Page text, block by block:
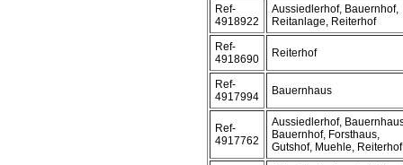
Ref-
4918922
Aussiedlerhof, Bauernhof,
Reitanlage, Reiterhof
Ref-
4918690
Reiterhof
Ref-
4917994
Bauernhaus
Ref-
4917762
Aussiedlerhof,
Bauernhof, Forsthaus,
Gutshof, Muehle, Reiterhof